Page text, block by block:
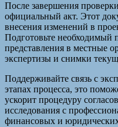
После завершения
официальный акт. Этот
внесения изменений в
Подготовьте необходимый
представления в местные
экспертизы и снимки
Поддерживайте связь с
этапах процесса, это
ускорит процедуру
исследования с
финансовых и